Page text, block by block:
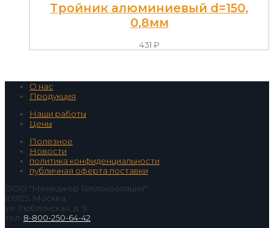
Тройник алюминиевый d=150,
0,8мм
431 ₽
О нас
Продукция
Наши работы
Цены
Полезное
Новости
политика конфиденциальности
публичная оферта поставки
ООО "Менеджер Теплоизоляция"
109125, Москва,
ул. Люблинская, д. 9
тел. 8-800-250-64-42